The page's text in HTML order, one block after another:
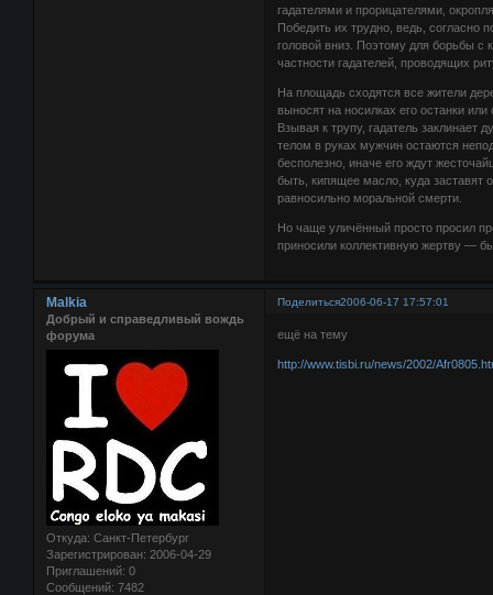
гадателями и прорицателями,
Победить их трудно, ведь, согласно
головой вниз. Поэтому для борьбы с
частности гадателей, проводящих
На площадь сходятся все жители
выносят на носилках его останки
Взывая к трупу, гадатель заклинает
телом в руках мужчин остаются
бесполезно, иначе его ждут
быть, кипящее масло, куда заставят
равносильно моральной смерти.
Но чаще уличённый просто просил
приносили коллективную жертву —
Поделиться2006-06-17 17:57:01
Malkia
Добрый и справедливый вождь
форума
Откуда: Санкт-Петербург
Зарегистрирован: 2006-04-29
Приглашений: 0
Сообщений: 7482
ещё на тему
http://www.tisbi.ru/news/2002/